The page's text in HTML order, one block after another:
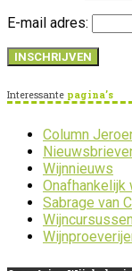
E-mail adres:
Interessante pagina’s
Column
Wijnnieuws
Onafhankelijk
Sabrage van
Wijncursussen